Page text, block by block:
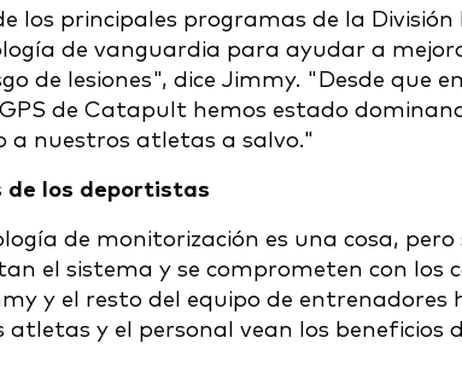
los principales programas de la
de vanguardia para ayudar a
de lesiones", dice Jimmy. "Desde que
de Catapult hemos estado
a nuestros atletas a salvo."
de los deportistas
de monitorización es una cosa,
el sistema y se comprometen con los
y el resto del equipo de
atletas y el personal vean los